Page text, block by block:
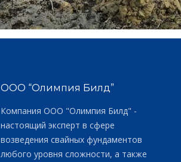
ООО “Олимпия Билд”
Компания ООО "Олимпия Билд" -
настоящий эксперт в сфере
возведения свайных фундаментов
любого уровня сложности, а также